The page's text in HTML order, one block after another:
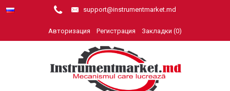
support@instrumentmarket.md
Авторизация Регистрация Закладки (0)